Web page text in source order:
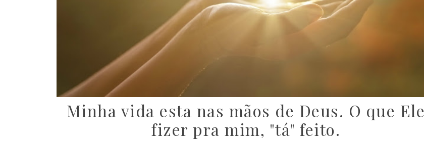
Minha vida esta nas mãos de Deus. O que Ele
fizer pra mim, "tá" feito.